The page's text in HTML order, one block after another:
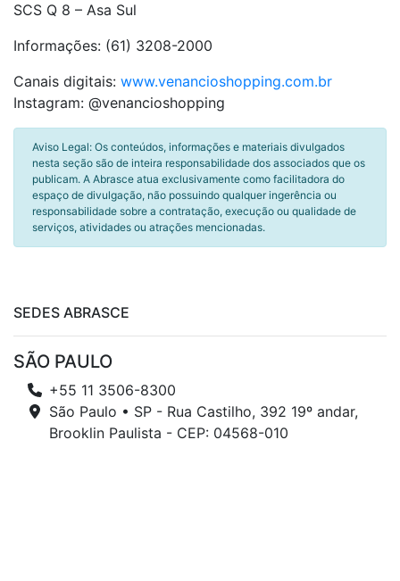
SCS Q 8 – Asa Sul
Informações: (61) 3208-2000
Canais digitais: www.venancioshopping.com.br
Instagram: @venancioshopping
Aviso Legal: Os conteúdos, informações e materiais divulgados
nesta seção são de inteira responsabilidade dos associados que os
publicam. A Abrasce atua exclusivamente como facilitadora do
espaço de divulgação, não possuindo qualquer ingerência ou
responsabilidade sobre a contratação, execução ou qualidade de
serviços, atividades ou atrações mencionadas.
SEDES ABRASCE
SÃO PAULO
+55 11 3506-8300
São Paulo • SP - Rua Castilho, 392 19º andar,
Brooklin Paulista - CEP: 04568-010